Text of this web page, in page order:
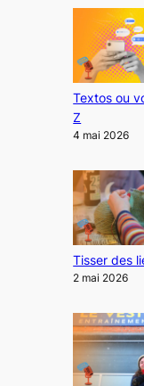
Textos ou
Z
4 mai 2026
Tisser des
2 mai 2026